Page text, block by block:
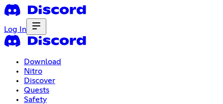
Log In
Download
Nitro
Discover
Quests
Safety